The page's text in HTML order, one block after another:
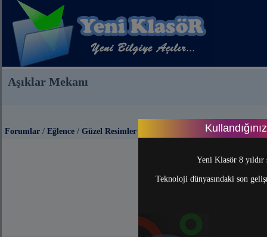
Yeni Klasör 8
Teknoloji dünyasındaki son
Aşıklar Mekanı
Forumlar / Eğlence / Güzel Resimler